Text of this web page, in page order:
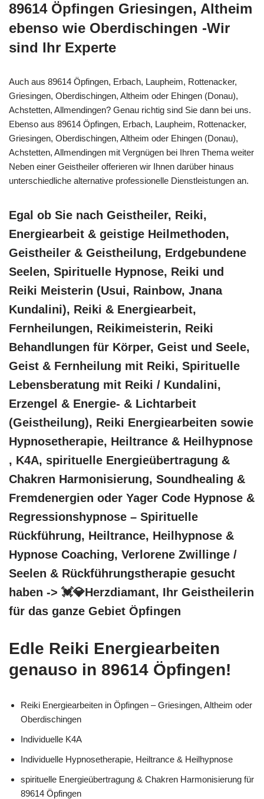
89614 Öpfingen Griesingen, Altheim
ebenso wie Oberdischingen -Wir
sind Ihr Experte
Auch aus 89614 Öpfingen, Erbach, Laupheim, Rottenacker,
Griesingen, Oberdischingen, Altheim oder Ehingen (Donau),
Achstetten, Allmendingen? Genau richtig sind Sie dann bei uns.
Ebenso aus 89614 Öpfingen, Erbach, Laupheim, Rottenacker,
Griesingen, Oberdischingen, Altheim oder Ehingen (Donau),
Achstetten, Allmendingen mit Vergnügen bei Ihren Thema weiter
Neben einer Geistheiler offerieren wir Ihnen darüber hinaus
unterschiedliche alternative professionelle Dienstleistungen an.
Egal ob Sie nach Geistheiler, Reiki,
Energiearbeit & geistige Heilmethoden,
Geistheiler & Geistheilung, Erdgebundene
Seelen, Spirituelle Hypnose, Reiki und
Reiki Meisterin (Usui, Rainbow, Jnana
Kundalini), Reiki & Energiearbeit,
Fernheilungen, Reikimeisterin, Reiki
Behandlungen für Körper, Geist und Seele,
Geist & Fernheilung mit Reiki, Spirituelle
Lebensberatung mit Reiki / Kundalini,
Erzengel & Energie- & Lichtarbeit
(Geistheilung), Reiki Energiearbeiten sowie
Hypnosetherapie, Heiltrance & Heilhypnose
, K4A, spirituelle Energieübertragung &
Chakren Harmonisierung, Soundhealing &
Fremdenergien oder Yager Code Hypnose &
Regressionshypnose – Spirituelle
Rückführung, Heiltrance, Heilhypnose &
Hypnose Coaching, Verlorene Zwillinge /
Seelen & Rückführungstherapie gesucht
haben -> 💓️💎Herzdiamant, Ihr Geistheilerin
für das ganze Gebiet Öpfingen
Edle Reiki Energiearbeiten
genauso in 89614 Öpfingen!
Reiki Energiearbeiten in Öpfingen – Griesingen, Altheim oder
Oberdischingen
Individuelle K4A
Individuelle Hypnosetherapie, Heiltrance & Heilhypnose
spirituelle Energieübertragung & Chakren Harmonisierung für
89614 Öpfingen